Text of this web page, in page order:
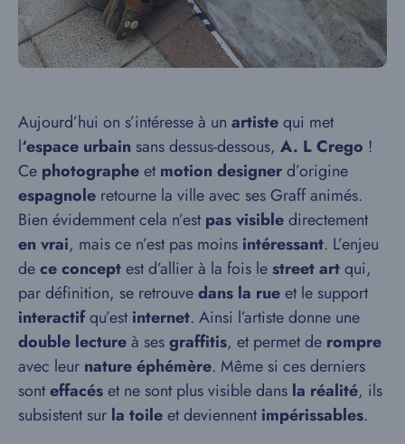
Aujourd’hui on s’intéresse à un artistequi met
l‘espace urbain sans dessus-dessous, A. L Crego !
Ce photographeetmotion designerd’origine
espagnole retourne la ville avec ses Graff animés.
Bien évidemment cela n’estpas visibledirectement
en vrai, mais ce n’est pas moins intéressant. L’enjeu
dece conceptest d’allier à la fois lestreet artqui,
par définition, se retrouvedans la rueet le support
interactifqu’estinternet. Ainsi l’artiste donne une
double lectureà sesgraffitis, et permet de rompre
avec leur nature éphémère. Même si ces derniers
sonteffacéset ne sont plus visible dans la réalité, ils
subsistent sur la toileet deviennentimpérissables.